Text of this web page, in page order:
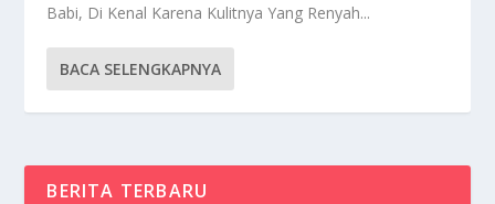
Babi, Di Kenal Karena Kulitnya Yang Renyah...
BACA SELENGKAPNYA
BERITA TERBARU